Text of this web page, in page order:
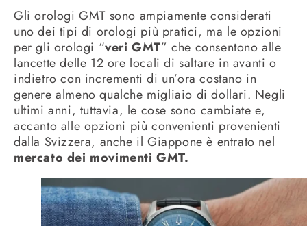
Gli orologi GMT sono ampiamente considerati
uno dei tipi di orologi più pratici, ma le opzioni
per gli orologi “veri GMT” che consentono alle
lancette delle 12 ore locali di saltare in avanti o
indietro con incrementi di un’ora costano in
genere almeno qualche migliaio di dollari. Negli
ultimi anni, tuttavia, le cose sono cambiate e,
accanto alle opzioni più convenienti provenienti
dalla Svizzera, anche il Giappone è entrato nel
mercato dei movimenti GMT.